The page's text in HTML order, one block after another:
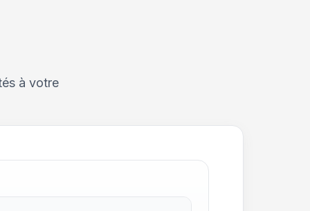
à votre